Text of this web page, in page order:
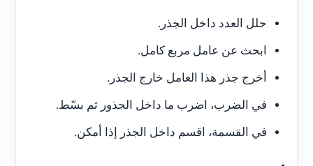
حلل العدد داخل الجذر.
ابحث عن عامل مربع كامل.
أخرج جذر هذا العامل خارج الجذر.
في الضرب، اضرب ما داخل الجذور ثم بسّط.
في القسمة، اقسم داخل الجذر إذا أمكن.